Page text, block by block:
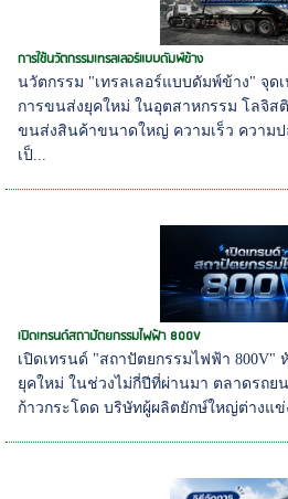
การใช้นวัตกรรมเทรลเลอร์แบบดัมพ์ข้าง
นวัตกรรม "เทรลเลอร์แบบดัมพ์ข้าง" จุด
การขนส่งยุคใหม่ ในอุตสาหกรรม โลจิส
ขนส่งสินค้าขนาดใหญ่ ความเร็ว ความ
เป็...
เปิดเทรนด์สถาปัตยกรรมไฟฟ้า 800V
เปิดเทรนด์ "สถาปัตยกรรมไฟฟ้า 800V"
ยุคใหม่ ในช่วงไม่กี่ปีที่ผ่านมา ตลาดรถย
ก้าวกระโดด บริษัทผู้ผลิตยักษ์ใหญ่ต่างแ